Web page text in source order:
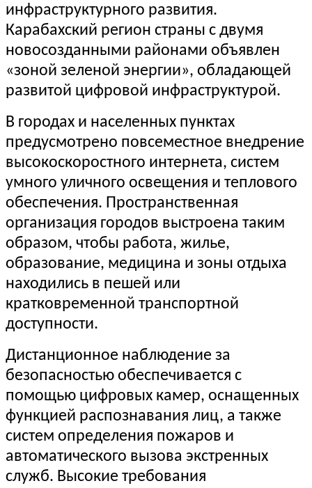
инфраструктурного развития.
Карабахский регион страны с двумя
новосозданными районами объявлен
«зоной зеленой энергии», обладающей
развитой цифровой инфраструктурой.
В городах и населенных пунктах
предусмотрено повсеместное внедрение
высокоскоростного интернета, систем
умного уличного освещения и теплового
обеспечения. Пространственная
организация городов выстроена таким
образом, чтобы работа, жилье,
образование, медицина и зоны отдыха
находились в пешей или
кратковременной транспортной
доступности.
Дистанционное наблюдение за
безопасностью обеспечивается с
помощью цифровых камер, оснащенных
функцией распознавания лиц, а также
систем определения пожаров и
автоматического вызова экстренных
служб. Высокие требования